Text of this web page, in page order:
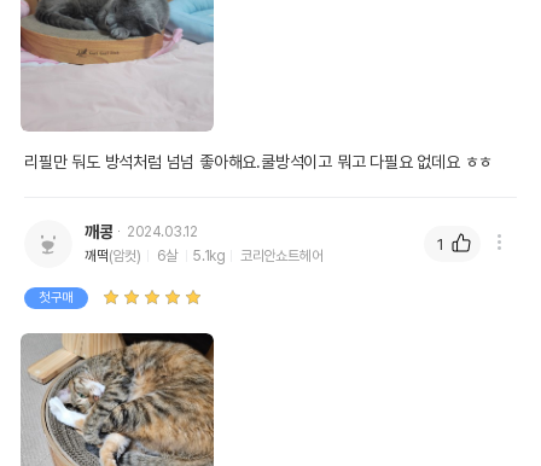
리필만 둬도 방석처럼 넘넘 좋아해요.쿨방석이고 뭐고 다필요 없데요 ㅎㅎ
깨콩
2024.03.12
깨떡(암컷) 6살 5.1kg 코리안쇼트헤어
첫구매
1